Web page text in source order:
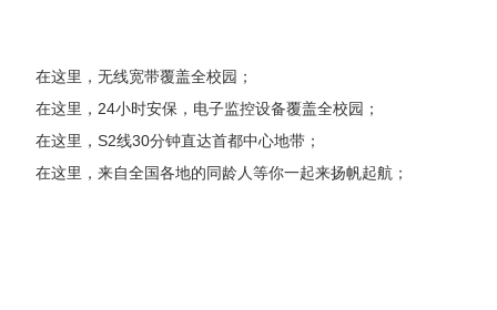
在这里，无线宽带覆盖全校园；
在这里，24小时安保，电子监控设备覆盖全校园；
在这里，S2线30分钟直达首都中心地带；
在这里，来自全国各地的同龄人等你一起来扬帆起航；